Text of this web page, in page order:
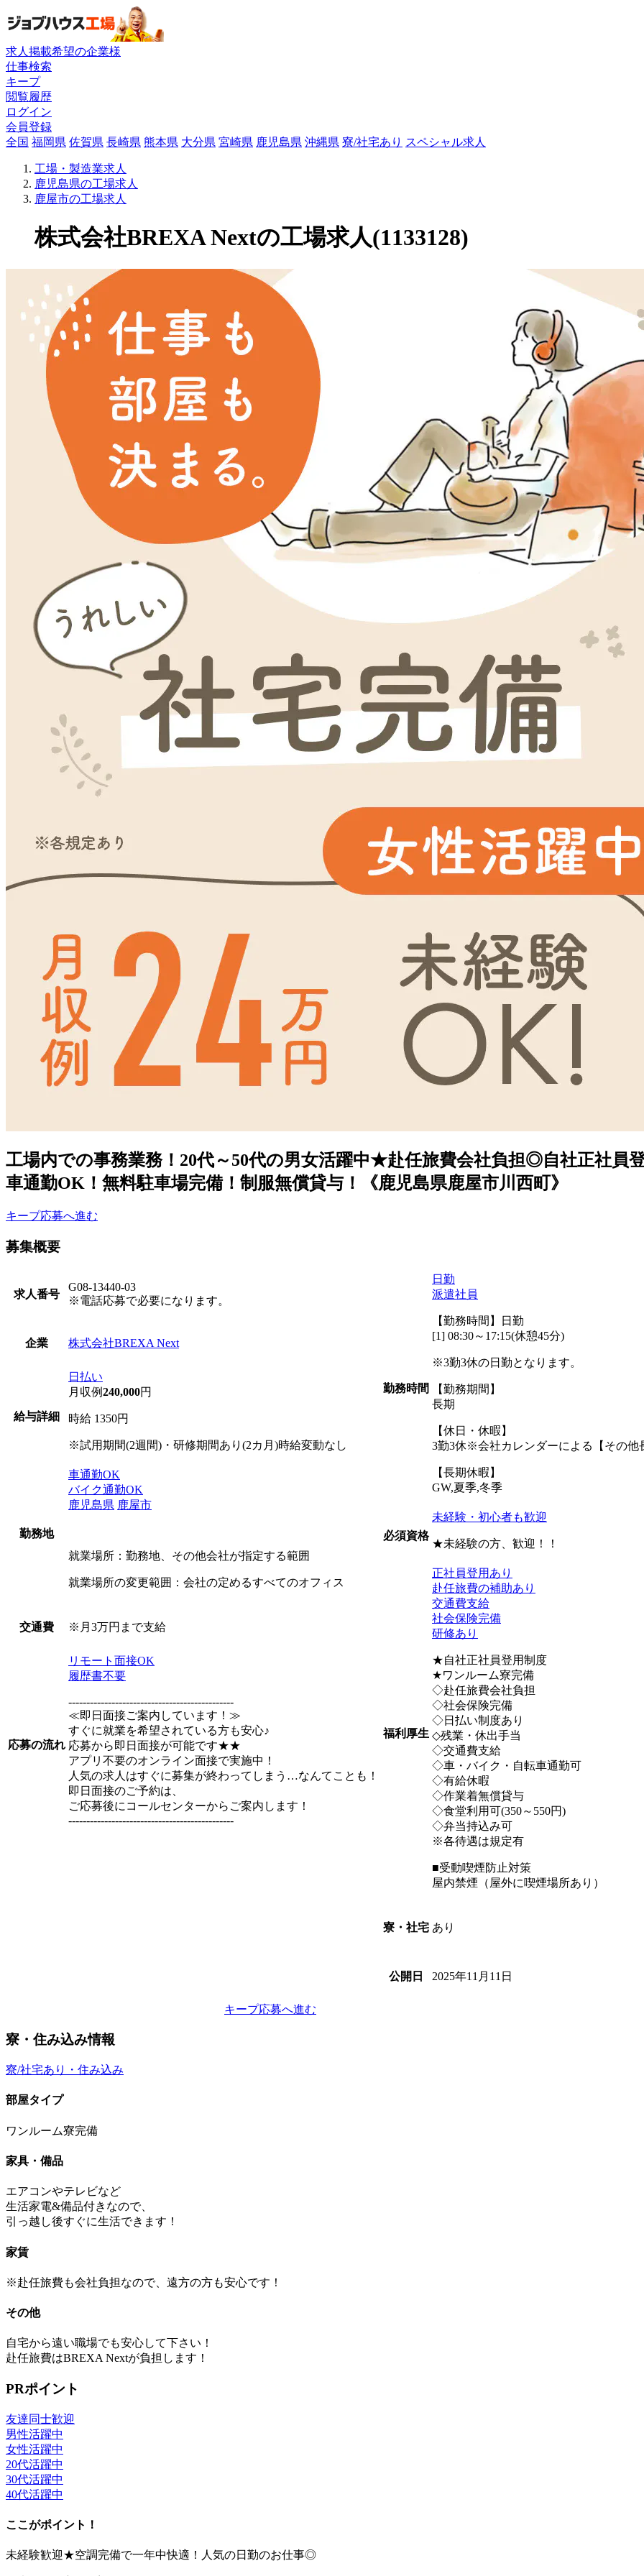
求人掲載希望の企業様
仕事検索
キープ
閲覧履歴
ログイン
会員登録
全国 福岡県 佐賀県 長崎県 熊本県 大分県 宮崎県 鹿児島県 沖縄県 寮/社宅あり スペシャル求人
工場・製造業求人
鹿児島県の工場求人
鹿屋市の工場求人
株式会社BREXA Nextの工場求人(1133128)
工場内での事務業務！20代～50代の男女活躍中★赴任旅費会社負担◎自社正社員
車通勤OK！無料駐車場完備！制服無償貸与！《鹿児島県鹿屋市川西町》
キープ応募へ進む
募集概要
求人番号
G08-13440-03
※電話応募で必要になります。
企業 株式会社BREXA Next
給与詳細
日払い
月収例240,000円
時給 1350円
※試用期間(2週間)・研修期間あり(2カ月)時給変動なし
勤務地
車通勤OK
バイク通勤OK
鹿児島県 鹿屋市
就業場所：勤務地、その他会社が指定する範囲
就業場所の変更範囲：会社の定めるすべてのオフィス
交通費 ※月3万円まで支給
応募の流れ
リモート面接OK
履歴書不要
----------------------------------------------
≪即日面接ご案内しています！≫
すぐに就業を希望されている方も安心♪
応募から即日面接が可能です★★
アプリ不要のオンライン面接で実施中！
人気の求人はすぐに募集が終わってしまう…なんてことも！
即日面接のご予約は、
ご応募後にコールセンターからご案内します！
----------------------------------------------
勤務時間
日勤
派遣社員
【勤務時間】日勤
[1] 08:30～17:15(休憩45分)
※3勤3休の日勤となります。
【勤務期間】
長期
【休日・休暇】
3勤3休※会社カレンダーによる【その他
【長期休暇】
GW,夏季,冬季
必須資格
未経験・初心者も歓迎
★未経験の方、歓迎！！
福利厚生
正社員登用あり
赴任旅費の補助あり
交通費支給
社会保険完備
研修あり
★自社正社員登用制度
★ワンルーム寮完備
◇赴任旅費会社負担
◇社会保険完備
◇日払い制度あり
◇残業・休出手当
◇交通費支給
◇車・バイク・自転車通勤可
◇有給休暇
◇作業着無償貸与
◇食堂利用可(350～550円)
◇弁当持込み可
※各待遇は規定有
■受動喫煙防止対策
屋内禁煙（屋外に喫煙場所あり）
寮・社宅 あり
公開日 2025年11月11日
キープ応募へ進む
寮・住み込み情報
寮/社宅あり・住み込み
部屋タイプ
ワンルーム寮完備
家具・備品
エアコンやテレビなど
生活家電&備品付きなので、
引っ越し後すぐに生活できます！
家賃
※赴任旅費も会社負担なので、遠方の方も安心です！
その他
自宅から遠い職場でも安心して下さい！
赴任旅費はBREXA Nextが負担します！
PRポイント
友達同士歓迎
男性活躍中
女性活躍中
20代活躍中
30代活躍中
40代活躍中
ここがポイント！
未経験歓迎★空調完備で一年中快適！人気の日勤のお仕事◎